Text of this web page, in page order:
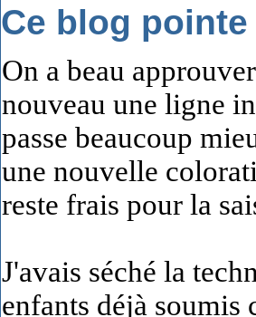
Ce blog
On a beau
nouveau une ligne
passe beaucoup
une nouvelle
reste frais pour la
J'avais séché la
enfants déjà soumis